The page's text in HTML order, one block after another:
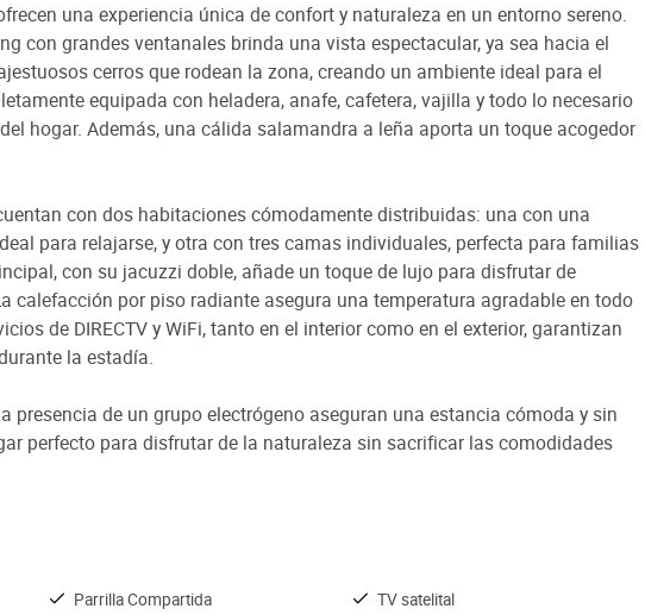
una experiencia única de confort y naturaleza en un entorno sereno.
con grandes ventanales brinda una vista espectacular, ya sea hacia el
cerros que rodean la zona, creando un ambiente ideal para el
equipada con heladera, anafe, cafetera, vajilla y todo lo necesario
hogar. Además, una cálida salamandra a leña aporta un toque acogedor
con dos habitaciones cómodamente distribuidas: una con una
para relajarse, y otra con tres camas individuales, perfecta para familias
con su jacuzzi doble, añade un toque de lujo para disfrutar de
calefacción por piso radiante asegura una temperatura agradable en todo
de DIRECTV y WiFi, tanto en el interior como en el exterior, garantizan
la estadía.
presencia de un grupo electrógeno aseguran una estancia cómoda y sin
perfecto para disfrutar de la naturaleza sin sacrificar las comodidades
Parrilla Compartida
TV satelital